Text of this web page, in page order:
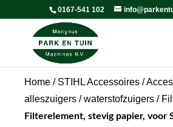
0167-541 102
Home / STIHL Accessoires /
alleszuigers / waterstofzuigers /
Filterelement, stevig papier, voor